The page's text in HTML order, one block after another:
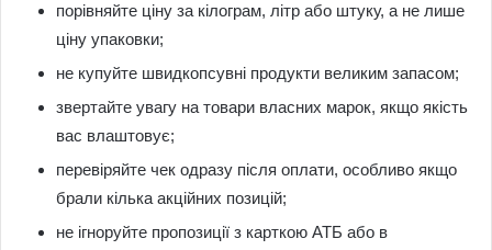
порівняйте ціну за кілограм, літр або штуку, а не лише
ціну упаковки;
не купуйте швидкопсувні продукти великим запасом;
звертайте увагу на товари власних марок, якщо якість
вас влаштовує;
перевіряйте чек одразу після оплати, особливо якщо
брали кілька акційних позицій;
не ігноруйте пропозиції з карткою АТБ або в